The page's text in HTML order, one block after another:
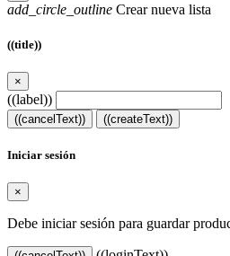
add_circle_outline Crear nueva lista
((title))
×
((label))
((cancelText)) ((createText))
Iniciar sesión
×
Debe iniciar sesión para guardar